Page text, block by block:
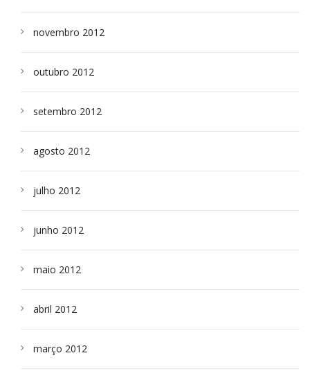
novembro 2012
outubro 2012
setembro 2012
agosto 2012
julho 2012
junho 2012
maio 2012
abril 2012
março 2012